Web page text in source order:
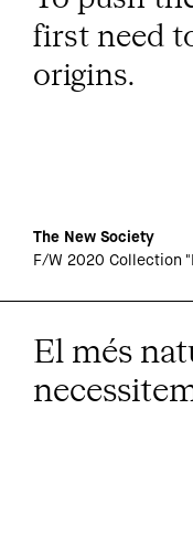
first need
origins.
The New Society
F/W 2020 Collection
El més